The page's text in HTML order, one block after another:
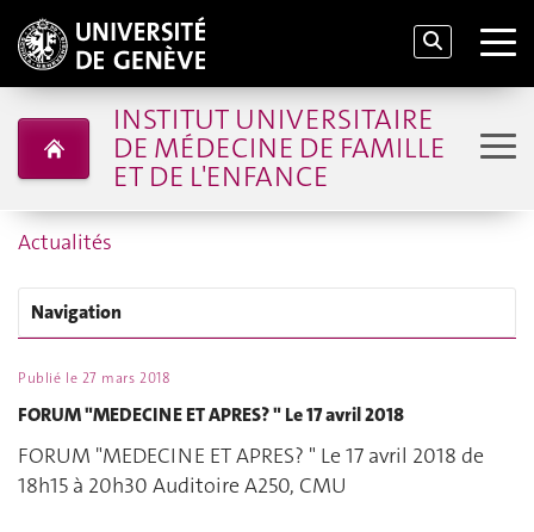
INSTITUT UNIVERSITAIRE
DE MÉDECINE DE FAMILLE
ET DE L'ENFANCE
Actualités
Navigation
Publié le 27 mars 2018
FORUM "MEDECINE ET APRES? " Le 17 avril 2018
FORUM "MEDECINE ET APRES? " Le 17 avril 2018 de
18h15 à 20h30 Auditoire A250, CMU